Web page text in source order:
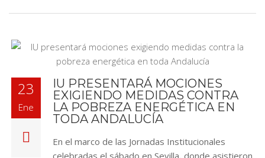
23
Ene
IU PRESENTARÁ MOCIONES
EXIGIENDO MEDIDAS CONTRA
LA POBREZA ENERGÉTICA EN
TODA ANDALUCÍA
En el marco de las Jornadas Institucionales
celebradas el sábado en Sevilla, donde asistieron